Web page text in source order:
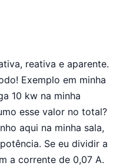
reativa e aparente.
Exemplo em minha
10 kw na minha
esse valor no total?
aqui na minha sala,
Se eu dividir a
a corrente de 0,07 A.